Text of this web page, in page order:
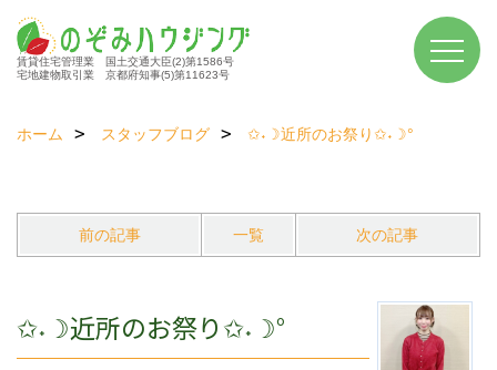
賃貸住宅管理業 国土交通大臣(2)第1586号
宅地建物取引業 京都府知事(5)第11623号
ホーム スタッフブログ ✩˖☽近所のお祭り✩˖☽°
前の記事 一覧 次の記事
✩˖☽近所のお祭り✩˖☽°